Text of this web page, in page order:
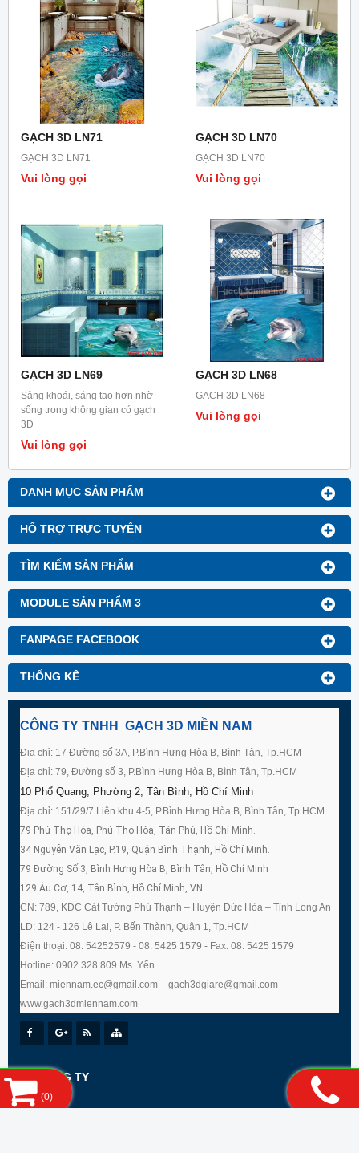
DANH MỤC SẢN PHẨM
HỔ TRỢ TRỰC TUYẾN
TÌM KIẾM SẢN PHẨM
MODULE SẢN PHẨM 3
FANPAGE FACEBOOK
THỐNG KÊ
GẠCH 3D LN71
GẠCH 3D LN71
Vui lòng gọi
GẠCH 3D LN70
GẠCH 3D LN70
Vui lòng gọi
GẠCH 3D LN69
Sảng khoái, sáng tạo hơn nhờ
sống trong không gian có gạch
3D
Vui lòng gọi
GẠCH 3D LN68
GẠCH 3D LN68
Vui lòng gọi
CÔNG TY TNHH GẠCH 3D MIỀN NAM
Địa chỉ: 17 Đường số 3A, P.Bình Hưng Hòa B, Bình Tân, Tp.HCM
Địa chỉ: 79, Đường số 3, P.Bình Hưng Hòa B, Bình Tân, Tp.HCM
10 Phổ Quang, Phường 2, Tân Bình, Hồ Chí Minh
Địa chỉ: 151/29/7 Liên khu 4-5, P.Bình Hưng Hòa B, Bình Tân, Tp.HCM
79 Phú Thọ Hòa, Phú Thọ Hòa, Tân Phú, Hồ Chí Minh.
34 Nguyễn Văn Lạc, P.19, Quận Bình Thạnh, Hồ Chí Minh.
79 Đường Số 3, Bình Hưng Hòa B, Bình Tân, Hồ Chí Minh
129 Âu Cơ, 14, Tân Bình, Hồ Chí Minh, VN
CN: 789, KDC Cát Tường Phú Thạnh – Huyện Đức Hòa – Tỉnh Long An
LD: 124 - 126 Lê Lai, P. Bến Thành, Quận 1, Tp.HCM
Điện thoại: 08. 54252579 - 08. 5425 1579 - Fax: 08. 5425 1579
Hotline: 0902.328.809 Ms. Yến
Email: miennam.ec@gmail.com – gach3dgiare@gmail.com
www.gach3dmiennam.com
VỀ CÔNG TY
(0)